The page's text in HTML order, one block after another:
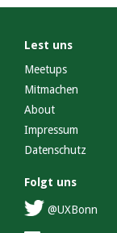
Lest uns
Meetups
Mitmachen
About
Impressum
Datenschutz
Folgt uns
@UXBonn